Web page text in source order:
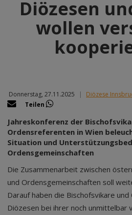
Diözesen
wollen
Donnerstag, 27.11.2025 | Diözese
Teilen
Jahreskonferenz der
Ordensreferenten in Wien
Situation und
Ordensgemeinschaften
Die Zusammenarbeit zwischen
und Ordensgemeinschaften soll
Darauf haben die Bischofsvikare
Diözesen bei ihrer noch unmittelbar